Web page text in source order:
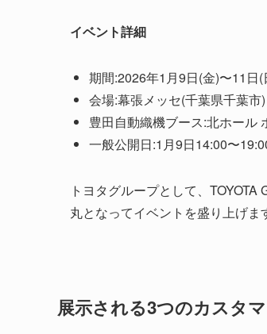
イベント詳細
期間:2026年1月9日(金)〜11日(
会場:幕張メッセ(千葉県千葉市)
豊田自動織機ブース:北ホール
一般公開日:1月9日14:00〜
トヨタグループとして、
丸となってイベントを盛り上げま
展示される3つのカスタ